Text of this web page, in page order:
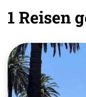
1 Reisen